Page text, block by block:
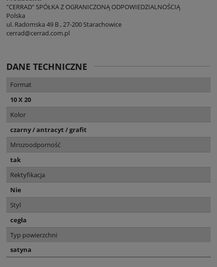
"CERRAD" SPÓŁKA Z OGRANICZONĄ ODPOWIEDZIALNOŚCIĄ
Polska
ul. Radomska 49 B , 27-200 Starachowice
cerrad@cerrad.com.pl
DANE TECHNICZNE
Format
10 X 20
Kolor
czarny / antracyt / grafit
Mrozoodporność
tak
Rektyfikacja
Nie
Styl
cegła
Typ powierzchni
satyna